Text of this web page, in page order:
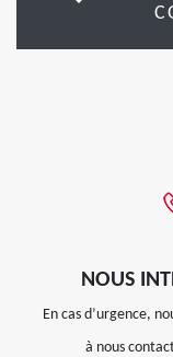
NOUS
En cas d’urgence,
à nous